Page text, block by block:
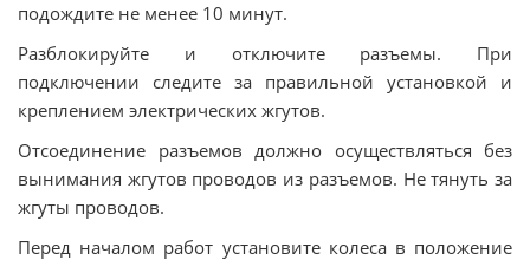
подождите не менее 10 минут.
Разблокируйте и отключите разъемы. При
подключении следите за правильной установкой и
креплением электрических жгутов.
Отсоединение разъемов должно осуществляться без
вынимания жгутов проводов из разъемов. Не тянуть за
жгуты проводов.
Перед началом работ установите колеса в положение